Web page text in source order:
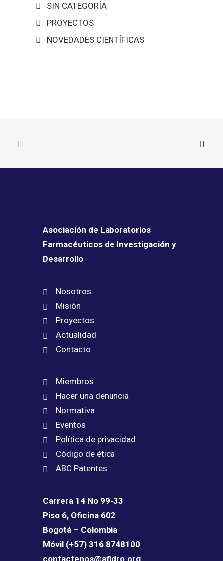
SIN CATEGORÍA
PROYECTOS
NOVEDADES CIENTÍFICAS
Asociación de Laboratorios
Farmacéuticos de Investigación y
Desarrollo
Nosotros
Misión
Proyectos
Actualidad
Contacto
Miembros
Hacer una denuncia
Normativa
Eventos
Política de privacidad
Código de ética
ABC Patentes
Carrera 14 No 99-33
Piso 6, Oficina 602
Bogotá – Colombia
Móvil (+57) 316 8748100
contactenos@afidro.org